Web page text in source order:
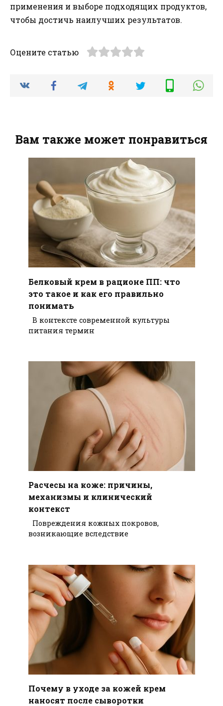
применения и выборе подходящих продуктов,
чтобы достичь наилучших результатов.
Оцените статью
Вам также может понравиться
Белковый крем в рационе ПП: что
это такое и как его правильно
понимать
В контексте современной культуры
питания термин
Расчесы на коже: причины,
механизмы и клинический
контекст
Повреждения кожных покровов,
возникающие вследствие
Почему в уходе за кожей крем
наносят после сыворотки